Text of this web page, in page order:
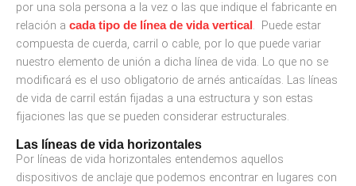
por una sola persona a la vez o las que indique el fabricante en
relación a cada tipo de línea de vida vertical . Puede estar
compuesta de cuerda, carril o cable, por lo que puede variar
nuestro elemento de unión a dicha línea de vida. Lo que no se
modificará es el uso obligatorio de arnés anticaídas. Las líneas
de vida de carril están fijadas a una estructura y son estas
fijaciones las que se pueden considerar estructurales.
Las líneas de vida horizontales
Por líneas de vida horizontales entendemos aquellos
dispositivos de anclaje que podemos encontrar en lugares con